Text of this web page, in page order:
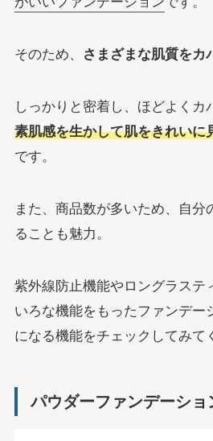
そのため、 さまざまな肌質をカ
しっかりと密着し、ほどよくカ
素肌感を生かして肌をきれいに
です。
また、商品数が多いため、自分
ることも魅力。
紫外線防止機能やロングラステ
いろな機能をもったファンデー
になる機能をチェックしてみて
パウダーファンデーショ